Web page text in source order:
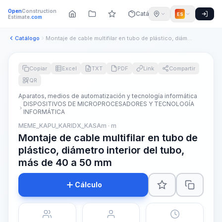
OpenConstruction
Estimate.com Catálogo ES
Catálogo Montaje de cable multifilar en tubo de plástico, diámetro in...
Copiar Excel TXT PDF Link
Compartir
QR
Aparatos, medios de automatización y tecnología informática
DISPOSITIVOS DE MICROPROCESADORES Y TECNOLOGÍA
INFORMÁTICA
MEME_KAPU_KARIDX_KASAm · m
Montaje de cable multifilar en tubo de
plástico, diámetro interior del tubo,
más de 40 a 50 mm
Cálculo